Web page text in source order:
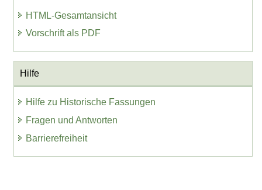
HTML-Gesamtansicht
Vorschrift als PDF
Hilfe
Hilfe zu Historische Fassungen
Fragen und Antworten
Barrierefreiheit